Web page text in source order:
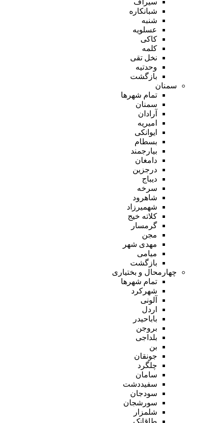
شبانکاره
شنبه
عسلویه
کاکی
کلمه
نخل تقی
وحدتیه
بازگشت
سمنان
تمام شهر‌ها
سمنان
آرادان
امیریه
ایوانکی
بسطام
بیارجمند
دامغان
درجزین
دیباج
سرخه
شاهرود
شهمیرزاد
کلاته خیج
گرمسار
مجن
مهدی شهر
میامی
بازگشت
چهارمحال و بختیاری
تمام شهر‌ها
شهرکرد
آلونی
اردل
باباحیدر
بروجن
بلداجی
بن
جونقان
چلگرد
سامان
سفیددشت
سودجان
سورشجان
شلمزار
طاقانک